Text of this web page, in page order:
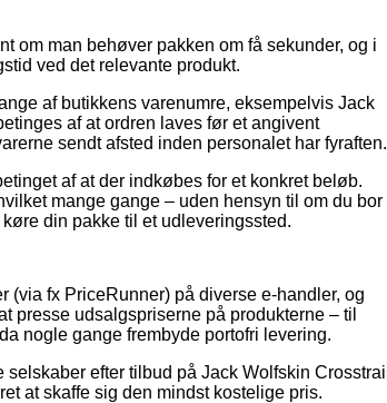
om man behøver pakken om få sekunder, og i
ved det relevante produkt.
af butikkens varenumre, eksempelvis Jack
af at ordren laves før et angivent
sendt afsted inden personalet har fyraften.
af at der indkøbes for et konkret beløb.
mange gange – uden hensyn til om du bor
din pakke til et udleveringssted.
(via fx PriceRunner) på diverse e-handler, og
presse udsalgspriserne på produkterne – til
nogle gange frembyde portofri levering.
efter tilbud på Jack Wolfskin Crosstrail
at skaffe sig den mindst kostelige pris.